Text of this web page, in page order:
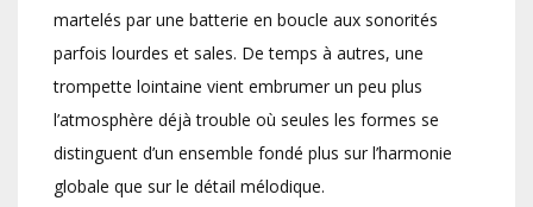
martelés par une batterie en boucle aux sonorités
parfois lourdes et sales. De temps à autres, une
trompette lointaine vient embrumer un peu plus
l’atmosphère déjà trouble où seules les formes se
distinguent d’un ensemble fondé plus sur l’harmonie
globale que sur le détail mélodique.